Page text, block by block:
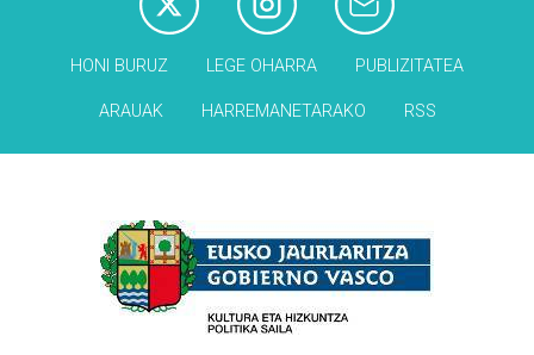
HONI BURUZ LEGE OHARRA PUBLIZITATEA
ARAUAK HARREMANETARAKO RSS